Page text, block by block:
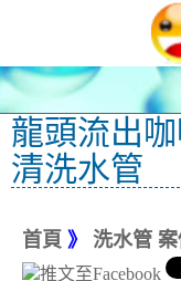
龍頭流出
清洗水管
首頁 》 洗水管 案